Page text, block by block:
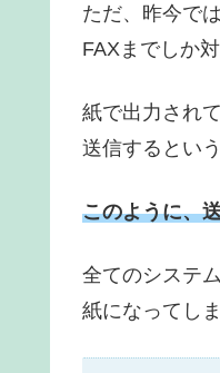
ただ、昨今で
FAXまでしか
紙で出力され
送信するとい
このように、
全てのシステ
紙になってし